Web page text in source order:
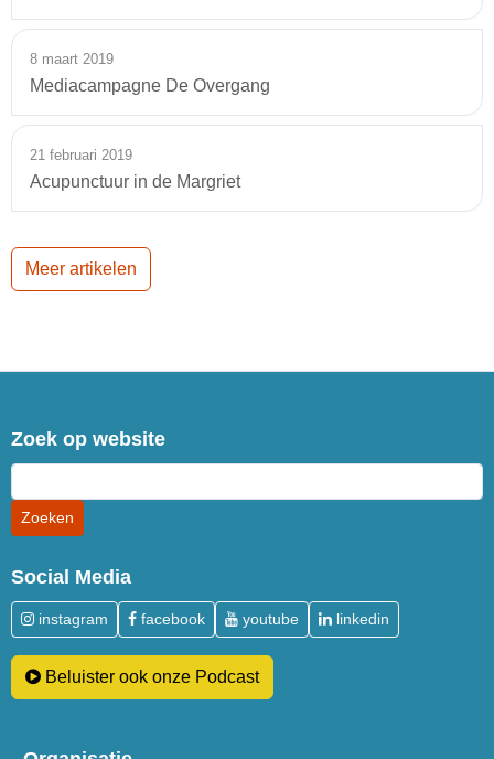
8 maart 2019
Mediacampagne De Overgang
21 februari 2019
Acupunctuur in de Margriet
Meer artikelen
Zoek op website
Social Media
instagram facebook youtube linkedin
Beluister ook onze Podcast